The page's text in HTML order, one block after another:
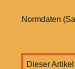
Normdaten
Dieser